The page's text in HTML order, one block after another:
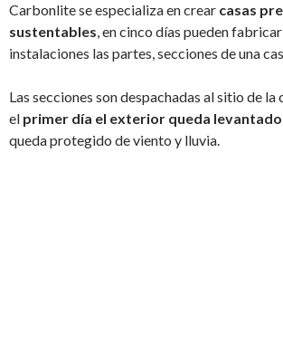
Carbonlite se especializa en crear casas
sustentables, en cinco días pueden
instalaciones las partes, secciones de una
Las secciones son despachadas al sitio de
el primer día el exterior queda levantado
queda protegido de viento y lluvia.